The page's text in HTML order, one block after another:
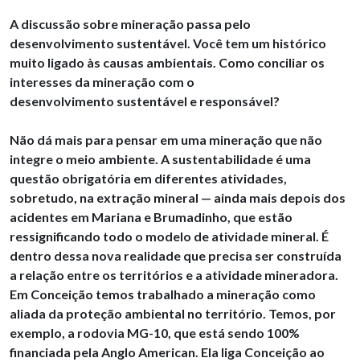
A discussão sobre mineração passa pelo
desenvolvimento sustentável. Você tem um histórico
muito ligado às causas ambientais. Como conciliar os
interesses da mineração com o
desenvolvimento sustentável e responsável?
Não dá mais para pensar em uma mineração que não
integre o meio ambiente. A sustentabilidade é uma
questão obrigatória em diferentes atividades,
sobretudo, na extração mineral — ainda mais depois dos
acidentes em Mariana e Brumadinho, que estão
ressignificando todo o modelo de atividade mineral. É
dentro dessa nova realidade que precisa ser construída
a relação entre os territórios e a atividade mineradora.
Em Conceição temos trabalhado a mineração como
aliada da proteção ambiental no território. Temos, por
exemplo, a rodovia MG-10, que está sendo 100%
financiada pela Anglo American. Ela liga Conceição ao